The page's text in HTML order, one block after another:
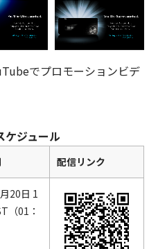
でプロモーションビデ
ケジュール
配信リンク
20日 1
（01：